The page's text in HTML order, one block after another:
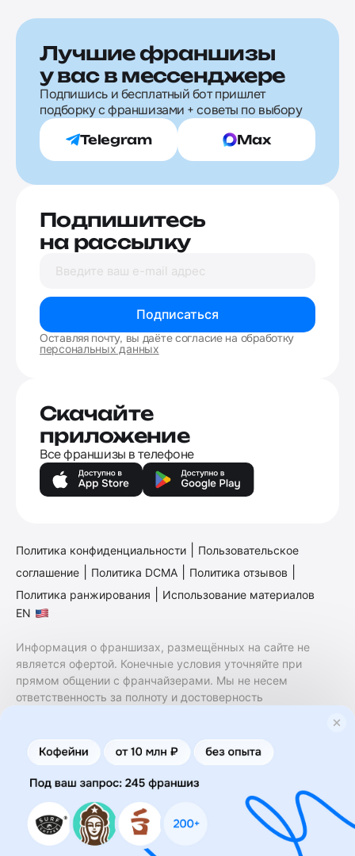
Лучшие франшизы
у вас в мессенджере
Подпишись и бесплатный бот пришлет
подборку с франшизами + советы по выбору
Telegram Max
Подпишитесь
на рассылку
Подписаться
Оставляя почту, вы даёте согласие на обработку
персональных данных
Скачайте
приложение
Все франшизы в телефоне
Политика конфиденциальности
Пользовательское
соглашение
Политика DCMA Политика отзывов
Политика ранжирования
Использование материалов
EN
Информация о франшизах, размещённых на сайте не
является офертой. Конечные условия уточняйте при
прямом общении с франчайзерами. Мы не несем
ответственность за полноту и достоверность
финансовые услуги. Заключение договоров
коммерческой концессии (франчайзинга) осуществляется
правообладателями/их представителями. Бизнесменс.ру
не является посредником или представителем
правообладателя и не несет ответственность за условия
предоставления франшизы и действия лиц,
осуществленные на основании информации, имеющейся